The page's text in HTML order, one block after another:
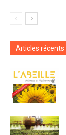
Articles récents